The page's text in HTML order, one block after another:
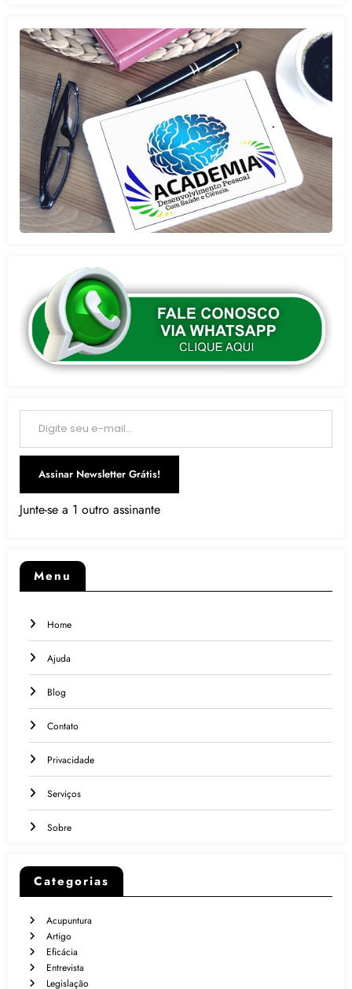
Digite seu e-mail…
Assinar Newsletter Grátis!
Junte-se a 1 outro assinante
Menu
Home
Ajuda
Blog
Contato
Privacidade
Serviços
Sobre
Categorias
Acupuntura
Artigo
Eficácia
Entrevista
Legislação